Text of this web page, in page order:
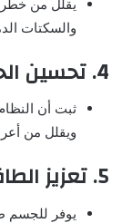
يقلل من خطر
والسكتات
4. تحسين الحالة النفسية:
ثبت أن
ويقلل من
5. تعزيز الطاقة والتركيز:
يوفر للجسم